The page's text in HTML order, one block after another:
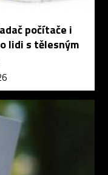
počítače i
lidi s tělesným